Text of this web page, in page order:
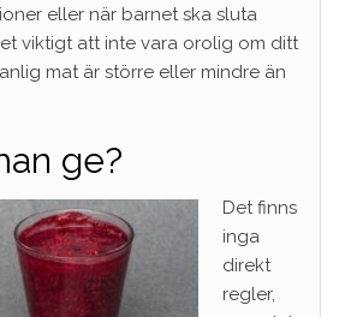
eller när barnet ska sluta
viktigt att inte vara orolig om ditt
mat är större eller mindre än
ge?
Det finns
inga
direkt
regler,